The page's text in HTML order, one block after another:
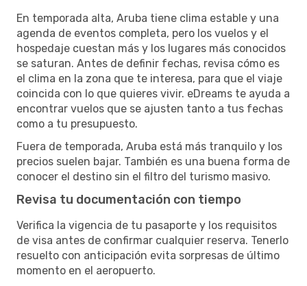
En temporada alta, Aruba tiene clima estable y una
agenda de eventos completa, pero los vuelos y el
hospedaje cuestan más y los lugares más conocidos
se saturan. Antes de definir fechas, revisa cómo es
el clima en la zona que te interesa, para que el viaje
coincida con lo que quieres vivir. eDreams te ayuda a
encontrar vuelos que se ajusten tanto a tus fechas
como a tu presupuesto.
Fuera de temporada, Aruba está más tranquilo y los
precios suelen bajar. También es una buena forma de
conocer el destino sin el filtro del turismo masivo.
Revisa tu documentación con tiempo
Verifica la vigencia de tu pasaporte y los requisitos
de visa antes de confirmar cualquier reserva. Tenerlo
resuelto con anticipación evita sorpresas de último
momento en el aeropuerto.